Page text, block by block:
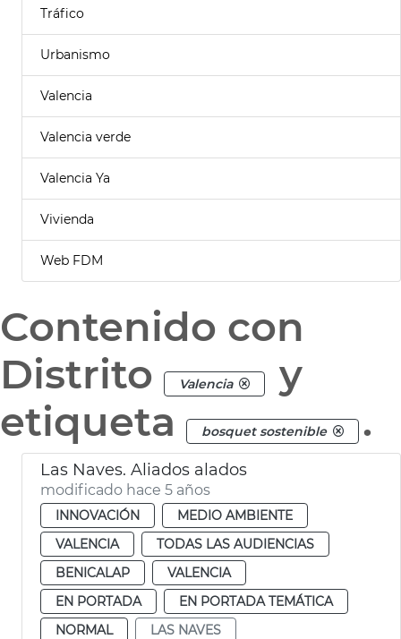
Tráfico
Urbanismo
Valencia
Valencia verde
Valencia Ya
Vivienda
Web FDM
Contenido con
Distrito
Valencia
y
etiqueta
bosquet sostenible .
Las Naves. Aliados alados
modificado hace 5 años
INNOVACIÓN
MEDIO AMBIENTE
VALENCIA
TODAS LAS AUDIENCIAS
BENICALAP
VALENCIA
EN PORTADA
EN PORTADA TEMÁTICA
NORMAL
LAS NAVES